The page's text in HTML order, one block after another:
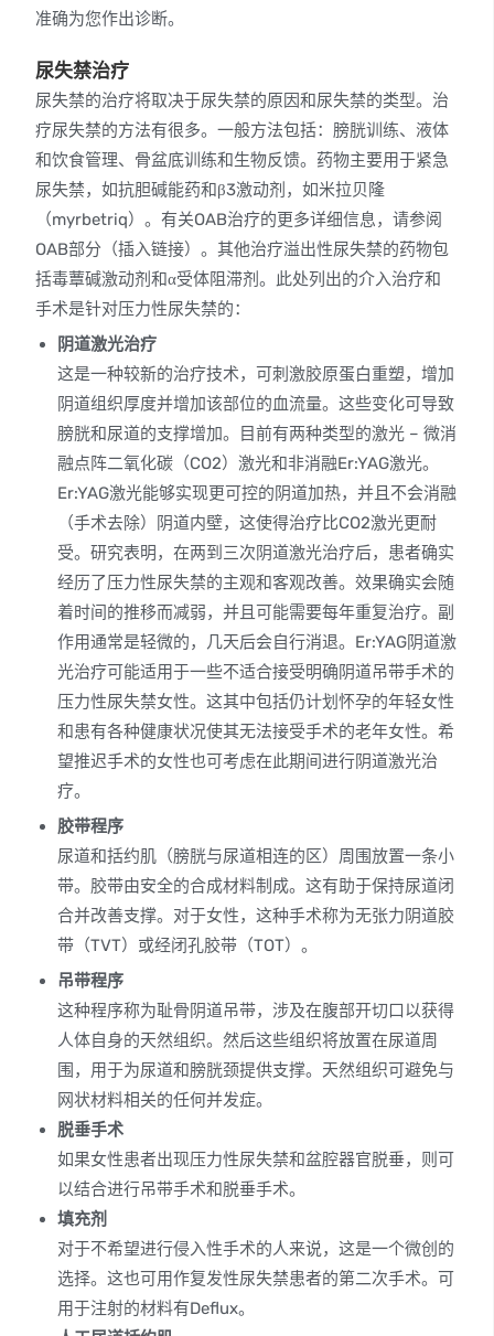
准确为您作出诊断。
尿失禁治疗
尿失禁的治疗将取决于尿失禁的原因和尿失禁的类型。治
疗尿失禁的方法有很多。一般方法包括：膀胱训练、液体
和饮食管理、骨盆底训练和生物反馈。药物主要用于紧急
尿失禁，如抗胆碱能药和β3激动剂，如米拉贝隆
（myrbetriq）。有关OAB治疗的更多详细信息，请参阅
OAB部分（插入链接）。其他治疗溢出性尿失禁的药物包
括毒蕈碱激动剂和α受体阻滞剂。此处列出的介入治疗和
手术是针对压力性尿失禁的：
阴道激光治疗
这是一种较新的治疗技术，可刺激胶原蛋白重塑，增加
阴道组织厚度并增加该部位的血流量。这些变化可导致
膀胱和尿道的支撑增加。目前有两种类型的激光 – 微消
融点阵二氧化碳（CO2）激光和非消融Er:YAG激光。
Er:YAG激光能够实现更可控的阴道加热，并且不会消融
（手术去除）阴道内壁，这使得治疗比CO2激光更耐
受。研究表明，在两到三次阴道激光治疗后，患者确实
经历了压力性尿失禁的主观和客观改善。效果确实会随
着时间的推移而减弱，并且可能需要每年重复治疗。副
作用通常是轻微的，几天后会自行消退。Er:YAG阴道激
光治疗可能适用于一些不适合接受明确阴道吊带手术的
压力性尿失禁女性。这其中包括仍计划怀孕的年轻女性
和患有各种健康状况使其无法接受手术的老年女性。希
望推迟手术的女性也可考虑在此期间进行阴道激光治
疗。
胶带程序
尿道和括约肌（膀胱与尿道相连的区）周围放置一条小
带。胶带由安全的合成材料制成。这有助于保持尿道闭
合并改善支撑。对于女性，这种手术称为无张力阴道胶
带（TVT）或经闭孔胶带（TOT）。
吊带程序
这种程序称为耻骨阴道吊带，涉及在腹部开切口以获得
人体自身的天然组织。然后这些组织将放置在尿道周
围，用于为尿道和膀胱颈提供支撑。天然组织可避免与
网状材料相关的任何并发症。
脱垂手术
如果女性患者出现压力性尿失禁和盆腔器官脱垂，则可
以结合进行吊带手术和脱垂手术。
填充剂
对于不希望进行侵入性手术的人来说，这是一个微创的
选择。这也可用作复发性尿失禁患者的第二次手术。可
用于注射的材料有Deflux。